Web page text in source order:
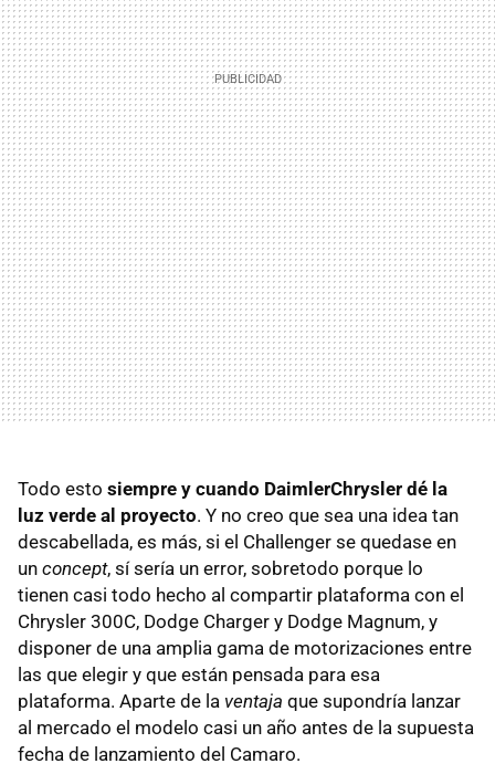
Todo esto siempre y cuando DaimlerChrysler dé la
luz verde al proyecto. Y no creo que sea una idea tan
descabellada, es más, si el Challenger se quedase en
un concept, sí sería un error, sobretodo porque lo
tienen casi todo hecho al compartir plataforma con el
Chrysler 300C, Dodge Charger y Dodge Magnum, y
disponer de una amplia gama de motorizaciones entre
las que elegir y que están pensada para esa
plataforma. Aparte de la ventaja que supondría lanzar
al mercado el modelo casi un año antes de la supuesta
fecha de lanzamiento del Camaro.